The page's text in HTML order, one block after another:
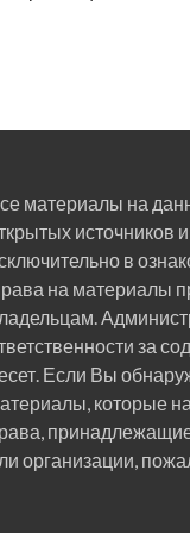
материалы на
источников
в
на материалы
за
Если Вы
которые
организации,